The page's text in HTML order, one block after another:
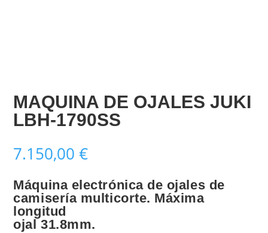
MAQUINA DE OJALES JUKI
LBH-1790SS
7.150,00€
Máquina electrónica de ojales de
camisería multicorte. Máxima
longitud
ojal 31.8mm.